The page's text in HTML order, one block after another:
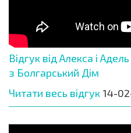
Відгук від Алекса і
з Болгарський Дім
Читати весь відгук 14-